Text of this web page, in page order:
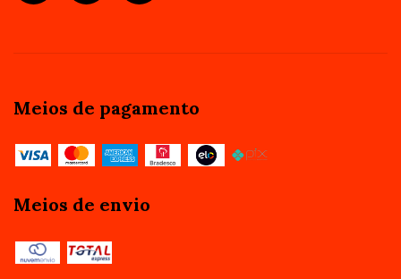
Meios de pagamento
Meios de envio